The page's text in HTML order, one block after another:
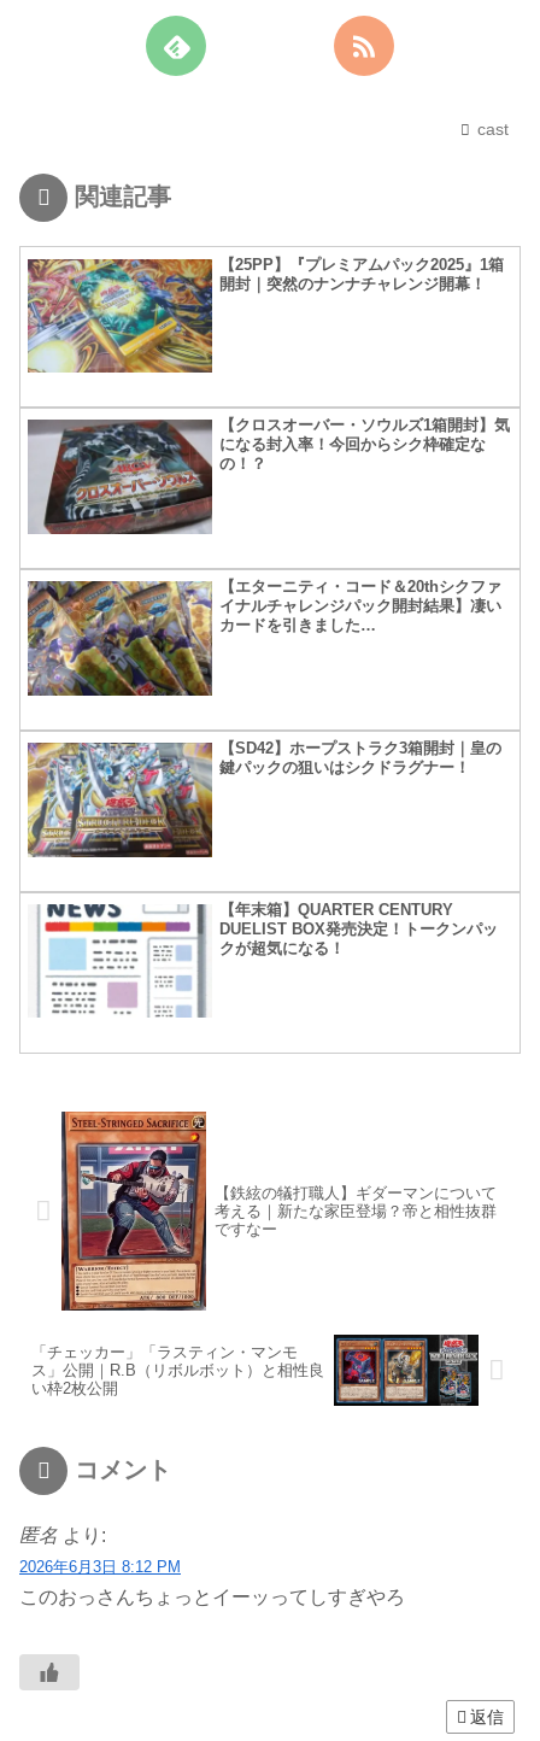
cast
関連記事
【25PP】『プレミアムパック2025』1箱
開封｜突然のナンナチャレンジ開幕！
【クロスオーバー・ソウルズ1箱開封】気
になる封入率！今回からシク枠確定な
の！？
【エターニティ・コード＆20thシクファ
イナルチャレンジパック開封結果】凄い
カードを引きました…
【SD42】ホープストラク3箱開封｜皇の
鍵パックの狙いはシクドラグナー！
【年末箱】QUARTER CENTURY
DUELIST BOX発売決定！トークンパッ
クが超気になる！
【鉄絃の犠打職人】ギダーマンについて
考える｜新たな家臣登場？帝と相性抜群
ですなー
「チェッカー」「ラスティン・マンモ
ス」公開｜R.B（リボルボット）と相性良
い枠2枚公開
コメント
匿名 より:
2026年6月3日 8:12 PM
このおっさんちょっとイーッってしすぎやろ
返信